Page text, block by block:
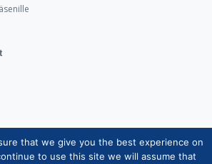
© Suomen Rotarypalvelu ry 2026 |
tietosuojaseloste|Henkilötietojen
that we give you the best experience on
to use this site we will assume that